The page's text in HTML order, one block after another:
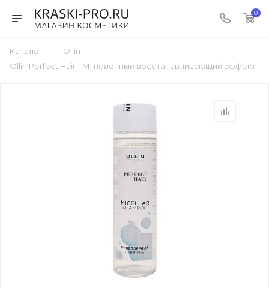
0
Каталог — Ollin —
Ollin Perfect Hair - Мгновенный восстанавливающий эффект